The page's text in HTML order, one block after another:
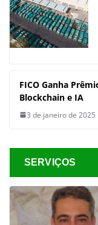
FICO Ganha
Blockchain e IA
3 de janeiro de 2025
SERVIÇOS